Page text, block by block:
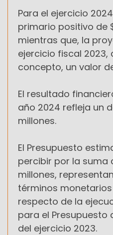
Para el ejercicio
primario positivo de
mientras que, la
ejercicio fiscal
concepto, un valor
El resultado
año 2024 refleja un
millones.
El Presupuesto
percibir por la suma
millones,
términos monetarios
respecto de la
para el Presupuesto
del ejercicio 2023.